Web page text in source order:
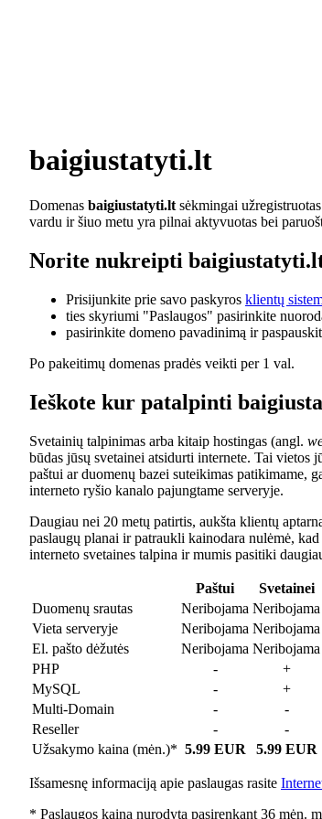
baigiustatyti.lt
Domenas baigiustatyti.lt sėkmingai
vardu ir šiuo metu yra pilnai aktyvuotas bei
Norite nukreipti
Prisijunkite prie savo paskyros klientų
ties skyriumi "Paslaugos" pasirinkite
pasirinkite domeno pavadinimą ir
Po pakeitimų domenas pradės veikti per 1 val.
Ieškote kur patalpinti
Svetainių talpinimas arba kitaip hostingas (angl.
būdas jūsų svetainei atsidurti internete. Tai vietos
paštui ar duomenų bazei suteikimas patikimame,
interneto ryšio kanalo pajungtame serveryje.
Daugiau nei 20 metų patirtis, aukšta klientų
paslaugų planai ir patraukli kainodara nulėmė, kad
interneto svetaines talpina ir mumis pasitiki
Paštui Svetainei
Duomenų srautas
Neribojama Neribojama
Vieta serveryje
Neribojama Neribojama
El. pašto dėžutės
Neribojama Neribojama
PHP
- +
MySQL
- +
Multi-Domain
- -
Reseller
- -
Užsakymo kaina (mėn.)* 5.99 EUR 5.99 EUR
Išsamesnę informaciją apie paslaugas rasite
* Paslaugos kaina nurodyta pasirenkant 36 mėn.